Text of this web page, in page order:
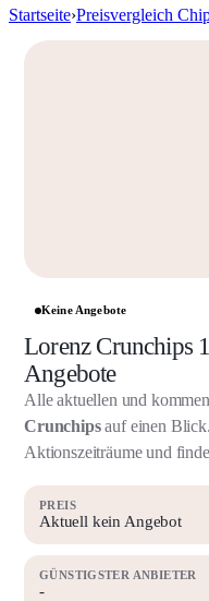
Startseite›Preisvergleich
Keine Angebote
Lorenz Crunchips
Angebote
Alle aktuellen und
Crunchipsauf einen
Aktionszeiträume und
PREIS
Aktuell kein Angebot
GÜNSTIGSTER ANBIETER
-